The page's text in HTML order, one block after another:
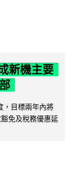
新機主要
，目標兩年內將
免及稅務優惠延